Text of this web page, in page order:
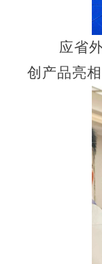
应省
创产品亮相